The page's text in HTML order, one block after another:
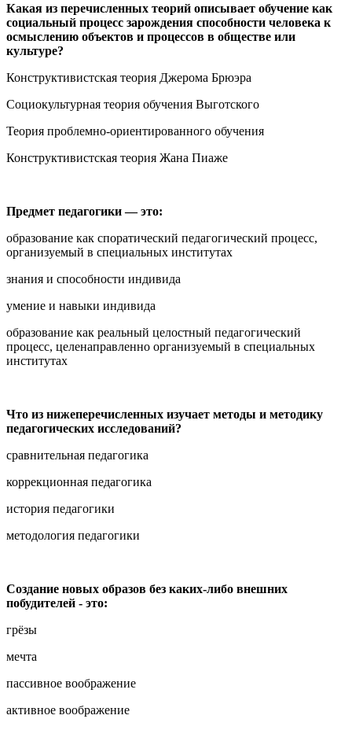
Какая из перечисленных теорий описывает обучение как
социальный процесс зарождения способности человека к
осмыслению объектов и процессов в обществе или
культуре?
Конструктивистская теория Джерома Брюэра
Социокультурная теория обучения Выготского
Теория проблемно-ориентированного обучения
Конструктивистская теория Жана Пиаже
Предмет педагогики — это:
образование как споратический педагогический процесс,
организуемый в специальных институтах
знания и способности индивида
умение и навыки индивида
образование как реальный целостный педагогический
процесс, целенаправленно организуемый в специальных
институтах
Что из нижеперечисленных изучает методы и методику
педагогических исследований?
сравнительная педагогика
коррекционная педагогика
история педагогики
методология педагогики
Создание новых образов без каких-либо внешних
побудителей - это:
грёзы
мечта
пассивное воображение
активное воображение